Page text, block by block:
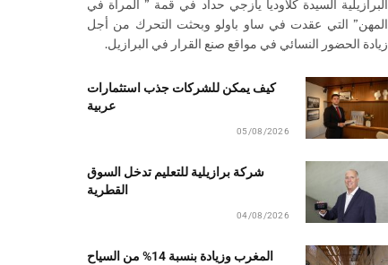
البرازيلية السيدة كلاوديا يازجي حداد في قمة ” المرأة في
المهن” التي عقدت في ساو باولو وبحثت التحرك من أجل
زيادة الحضور النسائي في مواقع صنع القرار في البرازيل.
كيف يمكن للشركات جذب استثمارات
عربية
05/08/2026
شركة برازيلية للتعليم تدخل السوق
القطرية
04/08/2026
المغرب وزيادة بنسبة 14% من السياح